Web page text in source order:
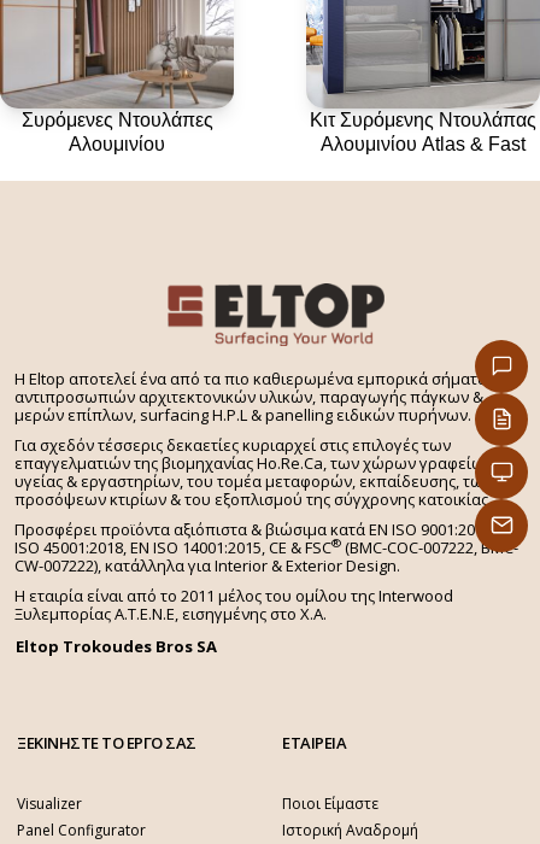
Συρόμενες Ντουλάπες
Αλουμινίου
Κιτ Συρόμενης Ντουλάπας
Αλουμινίου Atlas & Fast
H Eltop αποτελεί ένα από τα πιο καθιερωμένα εμπορικά σήματα
αντιπροσωπιών αρχιτεκτονικών υλικών, παραγωγής πάγκων &
μερών επίπλων, surfacing H.P.L & panelling ειδικών πυρήνων.
Για σχεδόν τέσσερις δεκαετίες κυριαρχεί στις επιλογές των
επαγγελματιών της βιομηχανίας Ho.Re.Ca, των χώρων γραφείων,
υγείας & εργαστηρίων, του τομέα μεταφορών, εκπαίδευσης, των
προσόψεων κτιρίων & του εξοπλισμού της σύγχρονης κατοικίας.
Προσφέρει προϊόντα αξιόπιστα & βιώσιμα κατά EN ISO 9001:2015, EN
ISO 45001:2018, EN ISO 14001:2015, CE & FSC® (BMC-COC-007222, BMC-
CW-007222), κατάλληλα για Interior & Exterior Design.
Η εταιρία είναι από το 2011 μέλος του ομίλου της Interwood
Ξυλεμπορίας Α.Τ.Ε.Ν.Ε, εισηγμένης στο Χ.A.
Eltop Trokoudes Bros SA
ΞΕΚΙΝΗΣΤΕ ΤΟ ΕΡΓΟ ΣΑΣ
Visualizer
Panel Configurator
ΕΤΑΙΡΕΙΑ
Ποιοι Είμαστε
Ιστορική Αναδρομή